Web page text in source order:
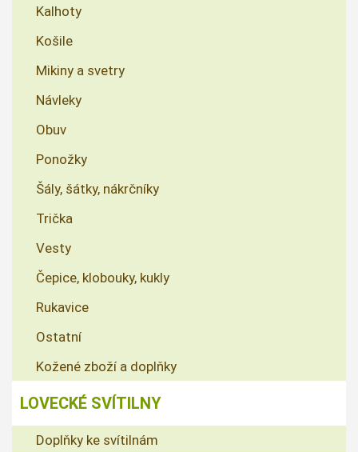
Kalhoty
Košile
Mikiny a svetry
Návleky
Obuv
Ponožky
Šály, šátky, nákrčníky
Trička
Vesty
Čepice, klobouky, kukly
Rukavice
Ostatní
Kožené zboží a doplňky
LOVECKÉ SVÍTILNY
Doplňky ke svítilnám